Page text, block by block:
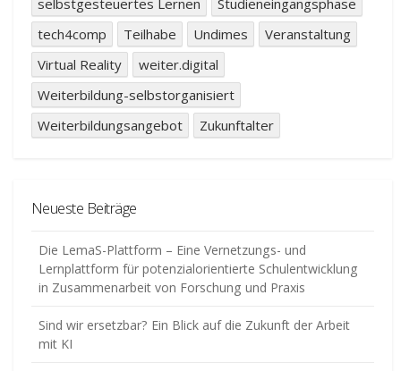
selbstgesteuertes Lernen
Studieneingangsphase
tech4comp
Teilhabe Undimes
Veranstaltung
Virtual Reality
weiter.digital
Weiterbildung-selbstorganisiert
Weiterbildungsangebot
Zukunftalter
Neueste Beiträge
Die LemaS-Plattform – Eine Vernetzungs- und
Lernplattform für potenzialorientierte Schulentwicklung
in Zusammenarbeit von Forschung und Praxis
Sind wir ersetzbar? Ein Blick auf die Zukunft der Arbeit
mit KI